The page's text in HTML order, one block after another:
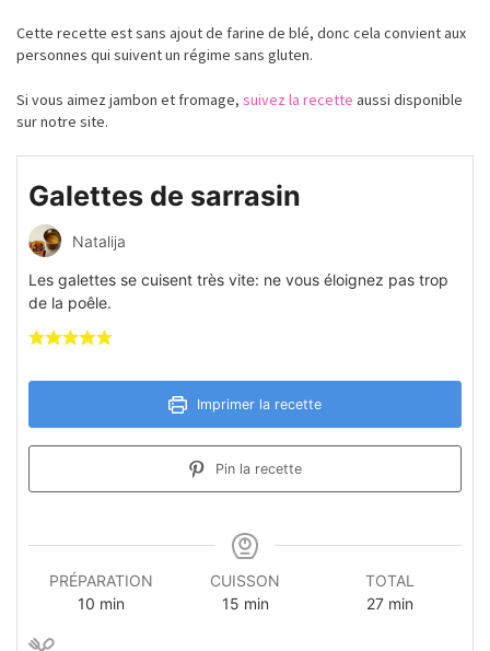
Cette recette est sans ajout de farine de blé, donc cela convient aux
personnes qui suivent un régime sans gluten.
Si vous aimez jambon et fromage, suivez la recette aussi disponible
sur notre site.
Galettes de sarrasin
Natalija
Les galettes se cuisent très vite: ne vous éloignez pas trop
de la poêle.
Imprimer la recette
Pin la recette
PRÉPARATION
10minutes
min
CUISSON
15minutes
min
TOTAL
27minutes
min